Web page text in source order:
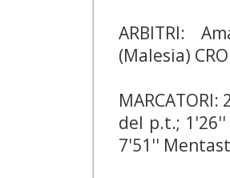
ARBITRI:
(Malesia)
del p.t.;
7'51''